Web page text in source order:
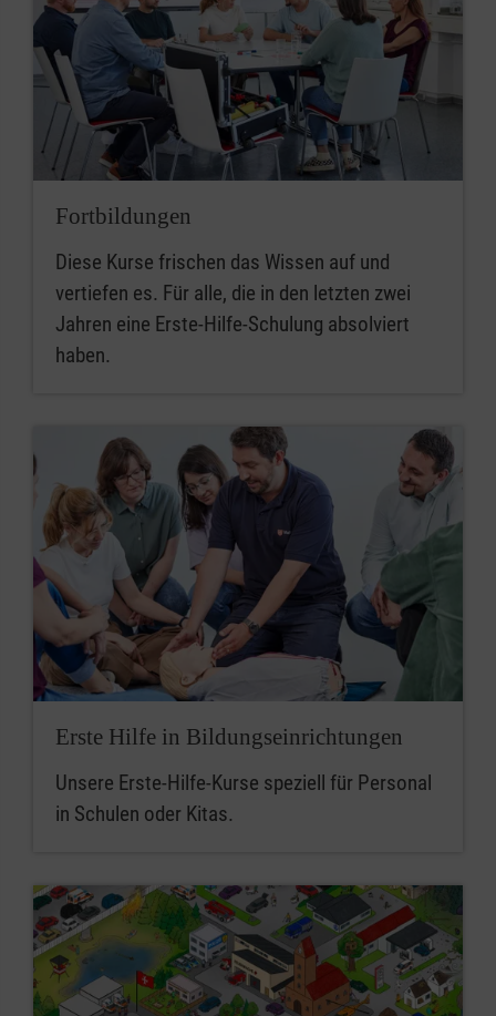
Fortbildungen
Diese Kurse frischen das Wissen auf und
vertiefen es. Für alle, die in den letzten zwei
Jahren eine Erste-Hilfe-Schulung absolviert
haben.
Erste Hilfe in Bildungseinrichtungen
Unsere Erste-Hilfe-Kurse speziell für Personal
in Schulen oder Kitas.